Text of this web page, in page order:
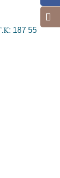
Τ.Κ: 187 55